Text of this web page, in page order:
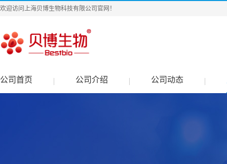
欢迎访问上海贝博生物科技有限公司官网！
公司首页 公司介绍 公司动态